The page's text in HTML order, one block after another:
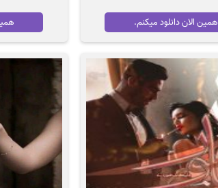
همین الان دانلود میکنم.